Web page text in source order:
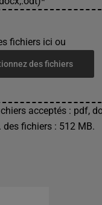
fichiers ici ou
des fichiers
acceptés : pdf,
des fichiers : 512 MB.